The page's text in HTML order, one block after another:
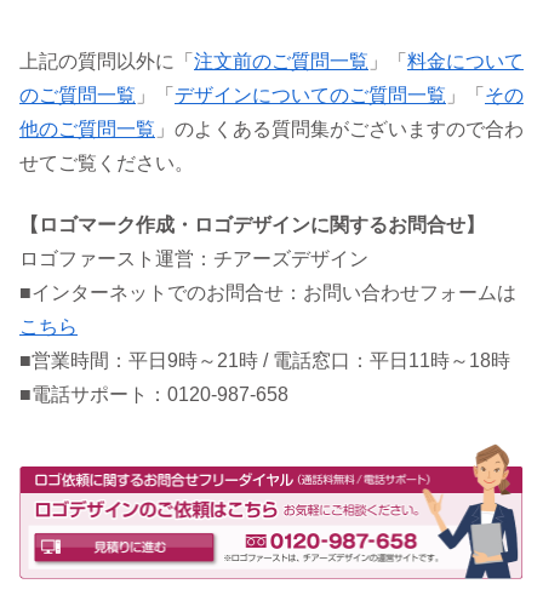
上記の質問以外に「 注文前のご質問一覧 」「 料金について
のご質問一覧 」「 デザインについてのご質問一覧 」「 その
他のご質問一覧 」のよくある質問集がございますので合わ
せてご覧ください。
【ロゴマーク作成・ロゴデザインに関するお問合せ】
ロゴファースト運営：チアーズデザイン
■インターネットでのお問合せ：お問い合わせフォームは
こちら
■営業時間：平日9時～21時 / 電話窓口：平日11時～18時
■電話サポート：0120-987-658